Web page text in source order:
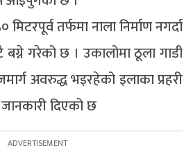
मिटरपूर्व तर्फमा नाला निर्माण नगर्दा
बग्ने गरेको छ । उकालोमा ठूला गाडी
अवरुद्ध भइरहेको इलाका प्रहरी
दिएको छ